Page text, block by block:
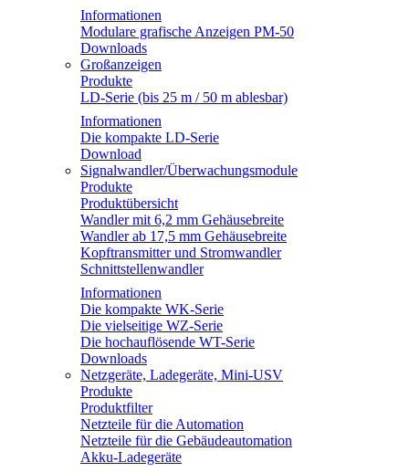
Informationen
Modulare grafische Anzeigen PM-50
Downloads
Großanzeigen
Produkte
LD-Serie (bis 25 m / 50 m ablesbar)
Informationen
Die kompakte LD-Serie
Download
Signalwandler/Überwachungsmodule
Produkte
Produktübersicht
Wandler mit 6,2 mm Gehäusebreite
Wandler ab 17,5 mm Gehäusebreite
Kopftransmitter und Stromwandler
Schnittstellenwandler
Informationen
Die kompakte WK-Serie
Die vielseitige WZ-Serie
Die hochauflösende WT-Serie
Downloads
Netzgeräte, Ladegeräte, Mini-USV
Produkte
Produktfilter
Netzteile für die Automation
Netzteile für die Gebäudeautomation
Akku-Ladegeräte